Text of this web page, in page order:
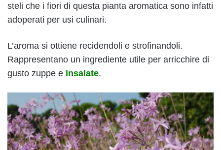
steli che i fiori di questa pianta aromatica sono infatti
adoperati per usi culinari.
L’aroma si ottiene recidendoli e strofinandoli.
Rappresentano un ingrediente utile per arricchire di
gusto zuppe e insalate.